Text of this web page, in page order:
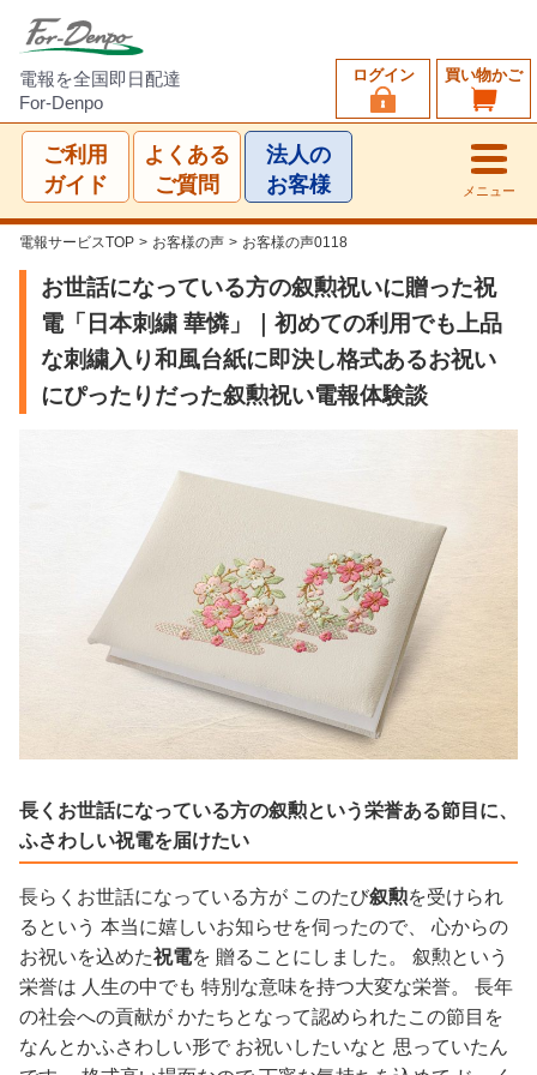
電報を全国即日配達
For-Denpo
買い物かご
ログイン
ご利用
ガイド
よくある
ご質問
法人の
お客様
メニュー
電報サービスTOP > お客様の声 > お客様の声0118
お世話になっている方の叙勲祝いに贈った祝
電「日本刺繍 華憐」｜初めての利用でも上品
な刺繍入り和風台紙に即決し格式あるお祝い
にぴったりだった叙勲祝い電報体験談
長くお世話になっている方の叙勲という栄誉ある節目に、
ふさわしい祝電を届けたい
長らくお世話になっている方が このたび叙勲を受けられ
るという 本当に嬉しいお知らせを伺ったので、 心からの
お祝いを込めた祝電を 贈ることにしました。 叙勲という
栄誉は 人生の中でも 特別な意味を持つ大変な栄誉。 長年
の社会への貢献が かたちとなって認められたこの節目を
なんとかふさわしい形で お祝いしたいなと 思っていたん